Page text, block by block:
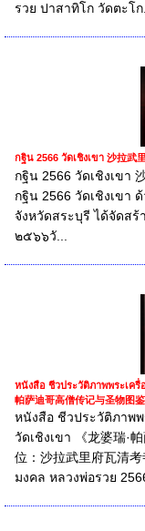
รวย ปาสาทิโก วัดตะโก
กฐิน 2566 วัดเชิงเขา 沙拉武
กฐิน 2566 วัดเชิงเขา
กฐิน 2566 วัดเชิงเขา
จังหวัดสระบุรี ได้จัดส
๒๕๖๖วั...
หนังสือ ชีวประวัติภาพพระเครื่
帕萨迪哥高僧传记与圣物图
หนังสือ ชีวประวัติภาพพ
วัดเชิงเขา 《龙婆瑞·
位：沙拉武里府瓦清
มงคล หลวงพ่อรวย